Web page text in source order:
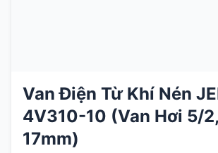
Van Điện Từ Khí Nén
4V310-10 (Van Hơi 5/
17mm)